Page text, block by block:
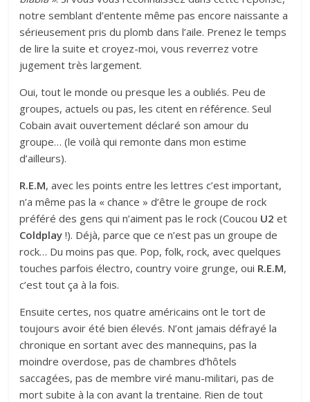
notre semblant d’entente même pas encore naissante a
sérieusement pris du plomb dans l’aile. Prenez le temps
de lire la suite et croyez-moi, vous reverrez votre
jugement très largement.
Oui, tout le monde ou presque les a oubliés. Peu de
groupes, actuels ou pas, les citent en référence. Seul
Cobain avait ouvertement déclaré son amour du
groupe… (le voilà qui remonte dans mon estime
d’ailleurs).
R.E.M, avec les points entre les lettres c’est important,
n’a même pas la « chance » d’être le groupe de rock
préféré des gens qui n’aiment pas le rock (Coucou U2 et
Coldplay !). Déjà, parce que ce n’est pas un groupe de
rock… Du moins pas que. Pop, folk, rock, avec quelques
touches parfois électro, country voire grunge, oui R.E.M,
c’est tout ça à la fois.
Ensuite certes, nos quatre américains ont le tort de
toujours avoir été bien élevés. N’ont jamais défrayé la
chronique en sortant avec des mannequins, pas la
moindre overdose, pas de chambres d’hôtels
saccagées, pas de membre viré manu-militari, pas de
mort subite à la con avant la trentaine. Rien de tout